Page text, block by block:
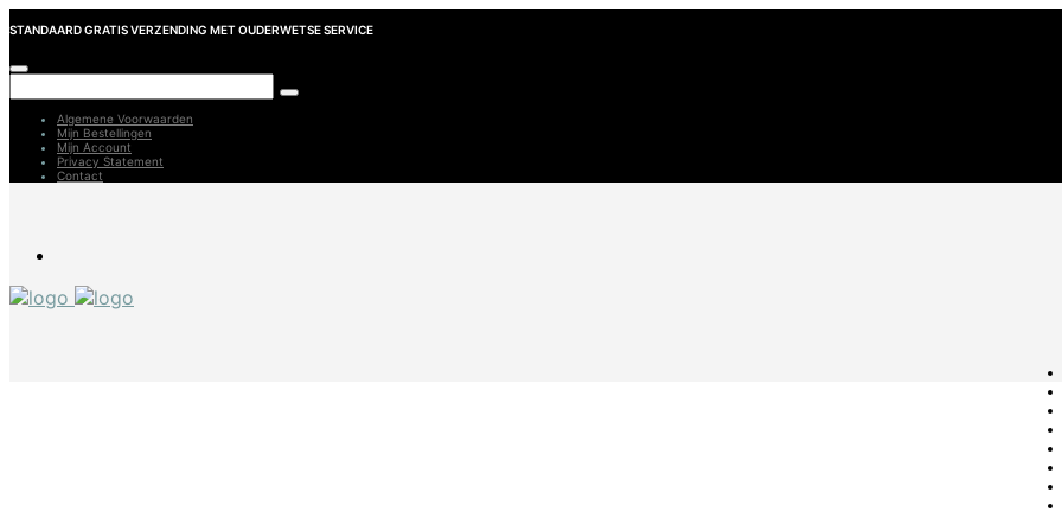
STANDAARD GRATIS VERZENDING MET OUDERWETSE SERVICE
Algemene Voorwaarden
Mijn Bestellingen
Mijn Account
Privacy Statement
Contact